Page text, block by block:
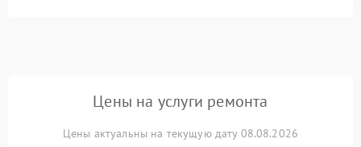
Цены на услуги ремонта
Цены актуальны на текущую дату 08.08.2026